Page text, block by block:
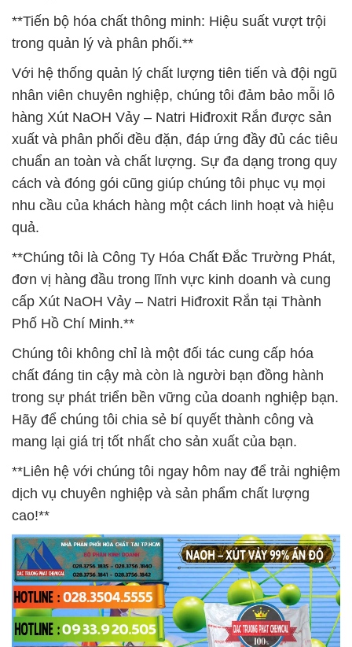
**Tiến bộ hóa chất thông minh: Hiệu suất vượt trội
trong quản lý và phân phối.**
Với hệ thống quản lý chất lượng tiên tiến và đội ngũ
nhân viên chuyên nghiệp, chúng tôi đảm bảo mỗi lô
hàng Xút NaOH Vảy – Natri Hiđroxit Rắn được sản
xuất và phân phối đều đặn, đáp ứng đầy đủ các tiêu
chuẩn an toàn và chất lượng. Sự đa dạng trong quy
cách và đóng gói cũng giúp chúng tôi phục vụ mọi
nhu cầu của khách hàng một cách linh hoạt và hiệu
quả.
**Chúng tôi là Công Ty Hóa Chất Đắc Trường Phát,
đơn vị hàng đầu trong lĩnh vực kinh doanh và cung
cấp Xút NaOH Vảy – Natri Hiđroxit Rắn tại Thành
Phố Hồ Chí Minh.**
Chúng tôi không chỉ là một đối tác cung cấp hóa
chất đáng tin cậy mà còn là người bạn đồng hành
trong sự phát triển bền vững của doanh nghiệp bạn.
Hãy để chúng tôi chia sẻ bí quyết thành công và
mang lại giá trị tốt nhất cho sản xuất của bạn.
**Liên hệ với chúng tôi ngay hôm nay để trải nghiệm
dịch vụ chuyên nghiệp và sản phẩm chất lượng
cao!**